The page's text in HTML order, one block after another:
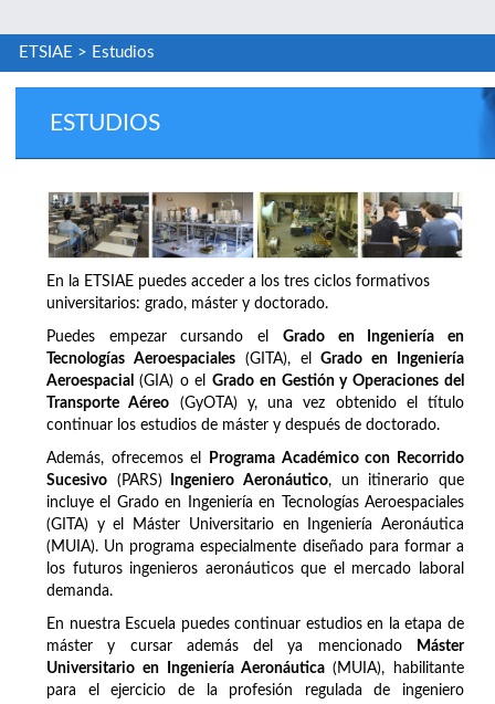
ETSIAE > Estudios
ESTUDIOS
En la ETSIAE puedes acceder a los tres ciclos formativos
universitarios: grado, máster y doctorado.
Puedes empezar cursando el Grado en Ingeniería en
Tecnologías Aeroespaciales(GITA), elGrado en Ingeniería
Aeroespacial (GIA) o elGrado en Gestión y Operaciones del
Transporte Aéreo (GyOTA) y, una vez obtenido el título
continuar los estudios de máster y después de doctorado.
Además, ofrecemos el
Programa Académico con Recorrido
Sucesivo (PARS) Ingeniero Aeronáutico, un itinerario que
incluye el Grado en Ingeniería en Tecnologías Aeroespaciales
(GITA) y el Máster Universitario en Ingeniería Aeronáutica
(MUIA). Un programa especialmente diseñado para formar a
los futuros ingenieros aeronáuticos que el mercado laboral
demanda.
En nuestra Escuela puedes continuar estudios en la etapa de
máster y cursar además del ya mencionado
Máster
Universitario en Ingeniería Aeronáutica(MUIA), habilitante
para el ejercicio de la profesión regulada de ingeniero